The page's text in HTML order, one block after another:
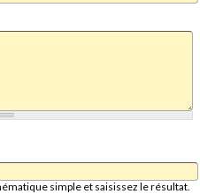
simple et saisissez le résultat.